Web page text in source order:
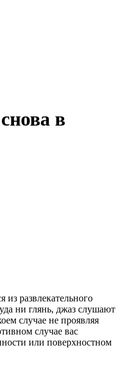
в
развлекательного
ни глянь, джаз слушают
случае не проявляя
случае вас
или поверхностном